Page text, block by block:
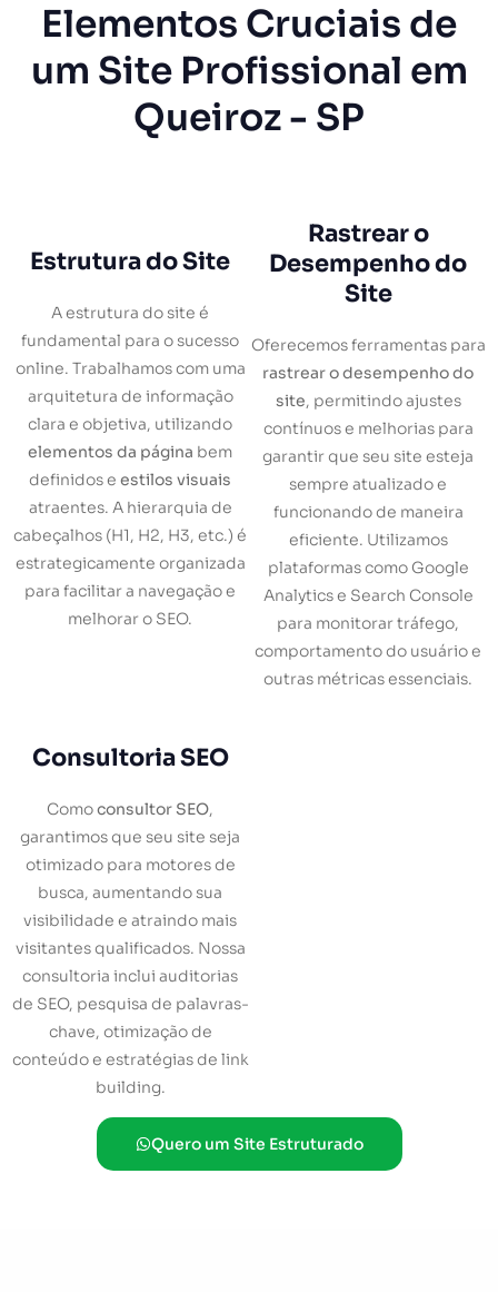
Elementos Cruciais de
um Site Profissional em
Queiroz - SP
Estrutura do Site
A estrutura do site é
fundamental para o sucesso
online. Trabalhamos com uma
arquitetura de informação
clara e objetiva, utilizando
elementos da página bem
definidos e estilos visuais
atraentes. A hierarquia de
cabeçalhos (H1, H2, H3, etc.) é
estrategicamente organizada
para facilitar a navegação e
melhorar o SEO.
Rastrear o
Desempenho do
Site
Oferecemos ferramentas para
rastrear o desempenho do
site, permitindo ajustes
contínuos e melhorias para
garantir que seu site esteja
sempre atualizado e
funcionando de maneira
eficiente. Utilizamos
plataformas como Google
Analytics e Search Console
para monitorar tráfego,
comportamento do usuário e
outras métricas essenciais.
Consultoria SEO
Comoconsultor SEO,
garantimos que seu site seja
otimizado para motores de
busca, aumentando sua
visibilidade e atraindo mais
visitantes qualificados. Nossa
consultoria inclui auditorias
de SEO, pesquisa de palavras-
chave, otimização de
conteúdo e estratégias de link
building.
Quero um Site Estruturado